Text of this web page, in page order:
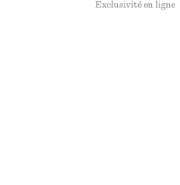
Exclusivité en ligne